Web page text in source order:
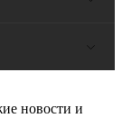
новости и